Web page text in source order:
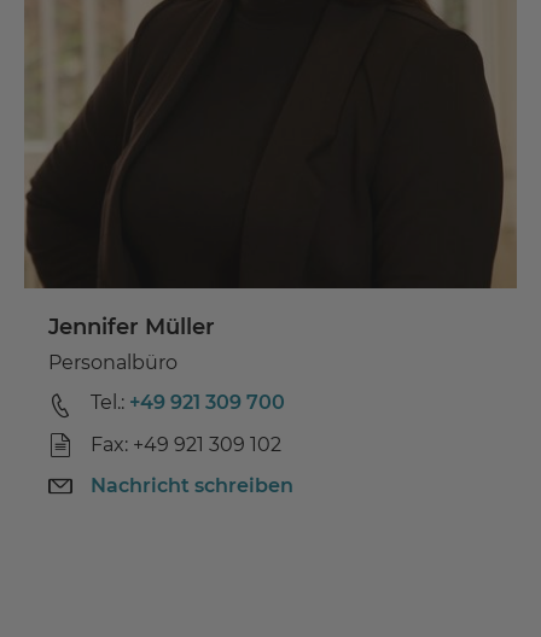
Jennifer Müller
Personalbüro
Tel.: +49 921 309 700
Fax: +49 921 309 102
Nachricht schreiben